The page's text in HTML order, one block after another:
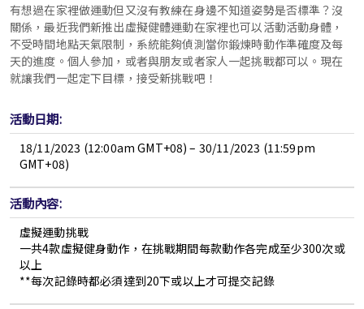
有想過在家裡做運動但又沒有教練在身邊不知道姿勢是否標準？沒
關係，最近我們新推出虛擬健體運動在家裡也可以活動活動身體，
不受時間地點天氣限制，系統能夠偵測當你鍛煉時動作準確度及每
天的進度。個人參加，或者與朋友或者家人一起挑戰都可以。現在
就讓我們一起定下目標，接受新挑戰吧！
活動日期:
18/11/2023 (12:00am GMT+08) – 30/11/2023 (11:59pm
GMT+08)
活動內容:
虛擬運動挑戰
一共4款虛擬健身動作，在挑戰期間每款動作各完成至少300次或
以上
**每次記錄時都必須達到20下或以上才可提交記錄